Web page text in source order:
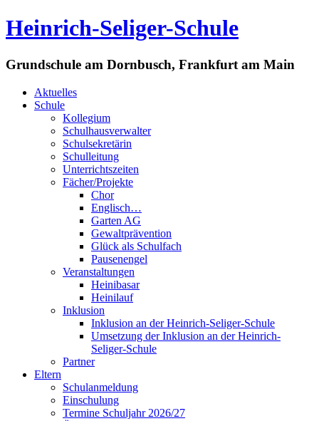
Heinrich-Seliger-Schule
Grundschule am Dornbusch, Frankfurt am Main
Aktuelles
Schule
Kollegium
Schulhausverwalter
Schulsekretärin
Schulleitung
Unterrichtszeiten
Fächer/Projekte
Chor
Englisch…
Garten AG
Gewaltprävention
Glück als Schulfach
Pausenengel
Veranstaltungen
Heinibasar
Heinilauf
Inklusion
Inklusion an der Heinrich-Seliger-Schule
Umsetzung der Inklusion an der Heinrich-
Seliger-Schule
Partner
Eltern
Schulanmeldung
Einschulung
Termine Schuljahr 2026/27